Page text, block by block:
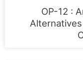
OP-12 :